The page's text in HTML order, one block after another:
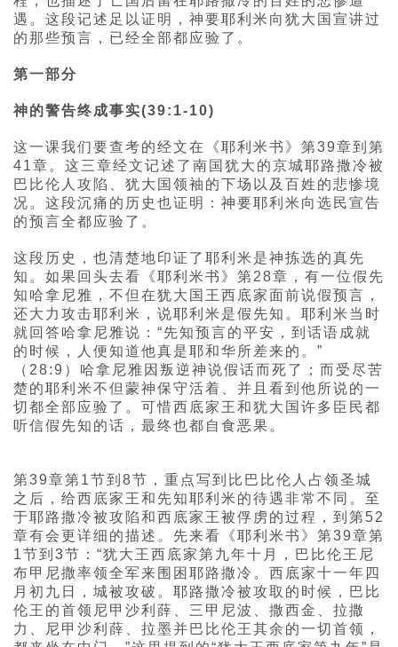
遇。这段记述足以证明，神要耶利米向犹大国宣讲过
的那些预言，已经全部都应验了。
第一部分
神的警告终成事实(39:1-10)
这一课我们要查考的经文在《耶利米书》第39章到第
41章。这三章经文记述了南国犹大的京城耶路撒冷被
巴比伦人攻陷、犹大国领袖的下场以及百姓的悲惨境
况。这段沉痛的历史也证明：神要耶利米向选民宣告
的预言全都应验了。
这段历史，也清楚地印证了耶利米是神拣选的真先
知。如果回头去看《耶利米书》第28章，有一位假先
知哈拿尼雅，不但在犹大国王西底家面前说假预言，
还大力攻击耶利米，说耶利米是假先知。耶利米当时
就回答哈拿尼雅说：“先知预言的平安，到话语成就
的时候，人便知道他真是耶和华所差来的。”
（28:9）哈拿尼雅因叛逆神说假话而死了；而受尽苦
楚的耶利米不但蒙神保守活着、并且看到他所说的一
切都全部应验了。可惜西底家王和犹大国许多臣民都
听信假先知的话，最终也都自食恶果。
第39章第1节到8节，重点写到比巴比伦人占领圣城
之后，给西底家王和先知耶利米的待遇非常不同。至
于耶路撒冷被攻陷和西底家王被俘虏的过程，到第52
章有会更详细的描述。先来看《耶利米书》第39章第
1节到3节：“犹大王西底家第九年十月，巴比伦王尼
布甲尼撒率领全军来围困耶路撒冷。西底家十一年四
月初九日，城被攻破。耶路撒冷被攻取的时候，巴比
伦王的首领尼甲沙利薛、三甲尼波、撒西金、拉撒
力、尼甲沙利薛、拉墨并巴比伦王其余的一切首领，